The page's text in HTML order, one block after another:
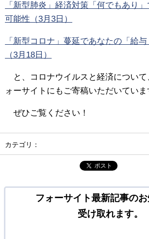
「新型肺炎」経済対策「何でもあり
可能性（3月3日）
「新型コロナ」蔓延であなたの「給
（3月18日）
と、コロナウイルスと経済について
ォーサイトにもご寄稿いただいていま
ぜひご覧ください！
カテゴリ：
ポスト
フォーサイト最新記事の
受け取れます。